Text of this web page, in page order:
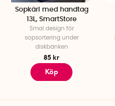
Sopkärl med handtag
13L, SmartStore
Smal design för
sopsortering under
diskbänken
85 kr
Köp